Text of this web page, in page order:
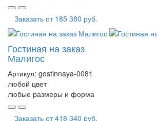
Заказать от 185 380 руб.
Гостиная на заказ
Малигос
Артикул: gostinnaya-0081
любой цвет
любые размеры и форма
Заказать от418 340 руб.